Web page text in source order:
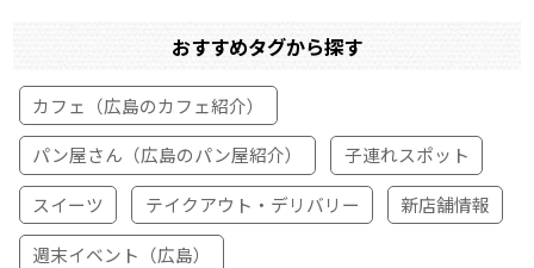
おすすめタグから探す
カフェ（広島のカフェ紹介）
パン屋さん（広島のパン屋紹介）
子連れスポット
スイーツ
テイクアウト・デリバリー
新店舗情報
週末イベント（広島）